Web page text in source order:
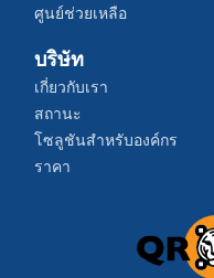
ศูนย์ช่วยเหลือ
บริษัท
เกี่ยวกับเรา
สถานะ
โซลูชันสำหรับองค์กร
ราคา